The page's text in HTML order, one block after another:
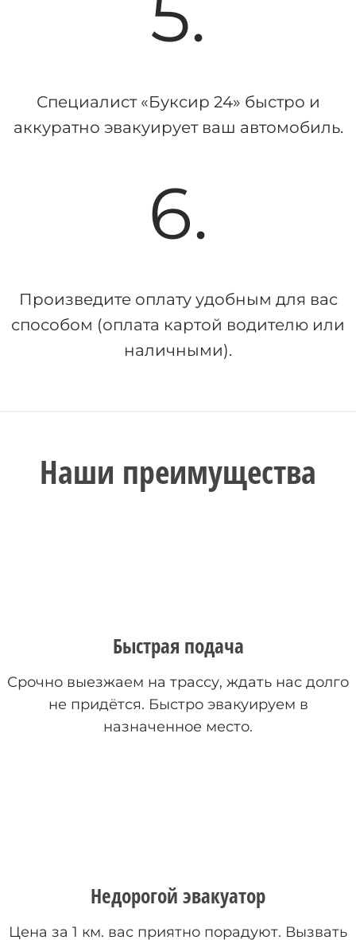
Специалист «Буксир 24» быстро и
аккуратно эвакуирует ваш автомобиль.
6.
Произведите оплату удобным для вас
способом (оплата картой водителю или
наличными).
Наши преимущества
Быстрая подача
Срочно выезжаем на трассу, ждать нас долго
не придётся. Быстро эвакуируем в
назначенное место.
Недорогой эвакуатор
Цена за 1 км. вас приятно порадуют. Вызвать